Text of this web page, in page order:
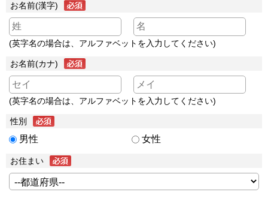
お名前(漢字)
(英字名の場合は、アルファベットを入力してください)
お名前(カナ)
(英字名の場合は、アルファベットを入力してください)
性別
男性 女性
お住まい